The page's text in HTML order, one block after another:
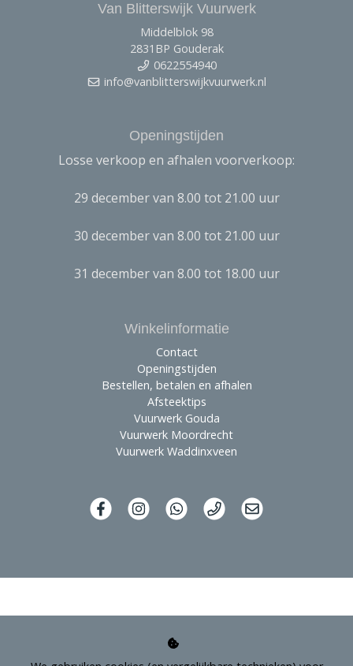
Van Blitterswijk Vuurwerk
Middelblok 98
2831BP Gouderak
0622554940
info@vanblitterswijkvuurwerk.nl
Openingstijden
Losse verkoop en afhalen voorverkoop:
29 december van 8.00 tot 21.00 uur
30 december van 8.00 tot 21.00 uur
31 december van 8.00 tot 18.00 uur
Winkelinformatie
Contact
Openingstijden
Bestellen, betalen en afhalen
Afsteektips
Vuurwerk Gouda
Vuurwerk Moordrecht
Vuurwerk Waddinxveen